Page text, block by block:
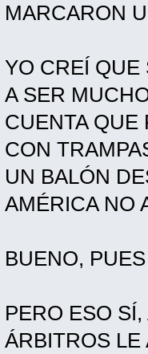
MARCARON
YO CREÍ QUE
A SER
CUENTA QUE
CON
UN BALÓN
AMÉRICA NO
BUENO,
PERO ESO
ÁRBITROS LE